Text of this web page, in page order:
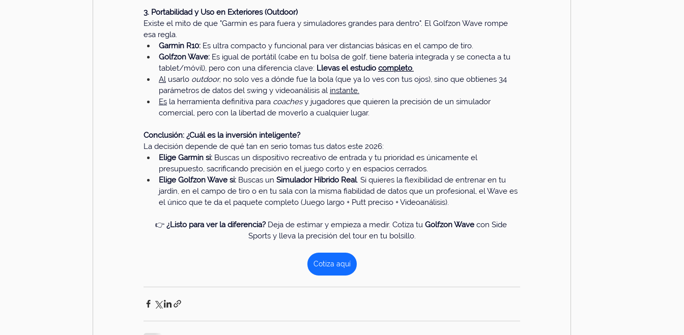
3. Portabilidad y Uso en Exteriores (Outdoor)
Existe el mito de que "Garmin es para fuera y simuladores grandes para dentro". El Golfzon Wave rompe
esa regla.
Garmin R10: Es ultra compacto y funcional para ver distancias básicas en el campo de tiro.
Golfzon Wave: Es igual de portátil (cabe en tu bolsa de golf, tiene batería integrada y se conecta a tu
tablet/móvil), pero con una diferencia clave: Llevas el estudio completo.
Al usarlo outdoor, no solo ves a dónde fue la bola (que ya lo ves con tus ojos), sino que obtienes 34
parámetros de datos del swing y videoanálisis al instante.
Es la herramienta definitiva para coaches y jugadores que quieren la precisión de un simulador
comercial, pero con la libertad de moverlo a cualquier lugar.
Conclusión: ¿Cuál es la inversión inteligente?
La decisión depende de qué tan en serio tomas tus datos este 2026:
Elige Garmin si: Buscas un dispositivo recreativo de entrada y tu prioridad es únicamente el
presupuesto, sacrificando precisión en el juego corto y en espacios cerrados.
Elige Golfzon Wave si: Buscas un Simulador Híbrido Real. Si quieres la flexibilidad de entrenar en tu
jardín, en el campo de tiro o en tu sala con la misma fiabilidad de datos que un profesional, el Wave es
el único que te da el paquete completo (Juego largo + Putt preciso + Videoanálisis).
👉 ¿Listo para ver la diferencia? Deja de estimar y empieza a medir. Cotiza tu Golfzon Wave con Side
Sports y lleva la precisión del tour en tu bolsillo.
Cotiza aquí